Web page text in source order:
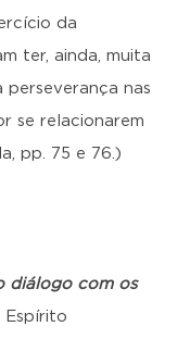
da
ter, ainda, muita
perseverança nas
se relacionarem
pp. 75 e 76.)
diálogo com os
Espírito